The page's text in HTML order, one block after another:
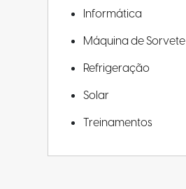
Informática
Máquina de Sorvete
Refrigeração
Solar
Treinamentos